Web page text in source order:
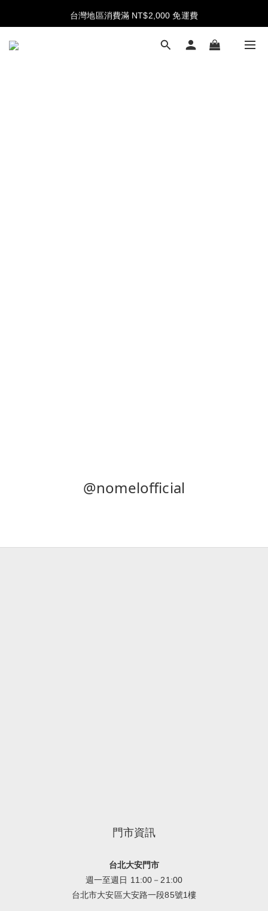
註冊新會員送 NT$100 購物金，首購享結帳再 9 折
台灣地區消費滿 NT$2,000 免運費
註冊新會員送 NT$100 購物金，首購享結帳再 9 折
@nomelofficial
門市資訊
台北大安門市
週一至週日 11:00－21:00
台北市大安區大安路一段85號1樓